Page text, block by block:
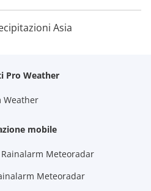
Asia
Pro Weather
Weather
mobile
Meteoradar
Meteoradar